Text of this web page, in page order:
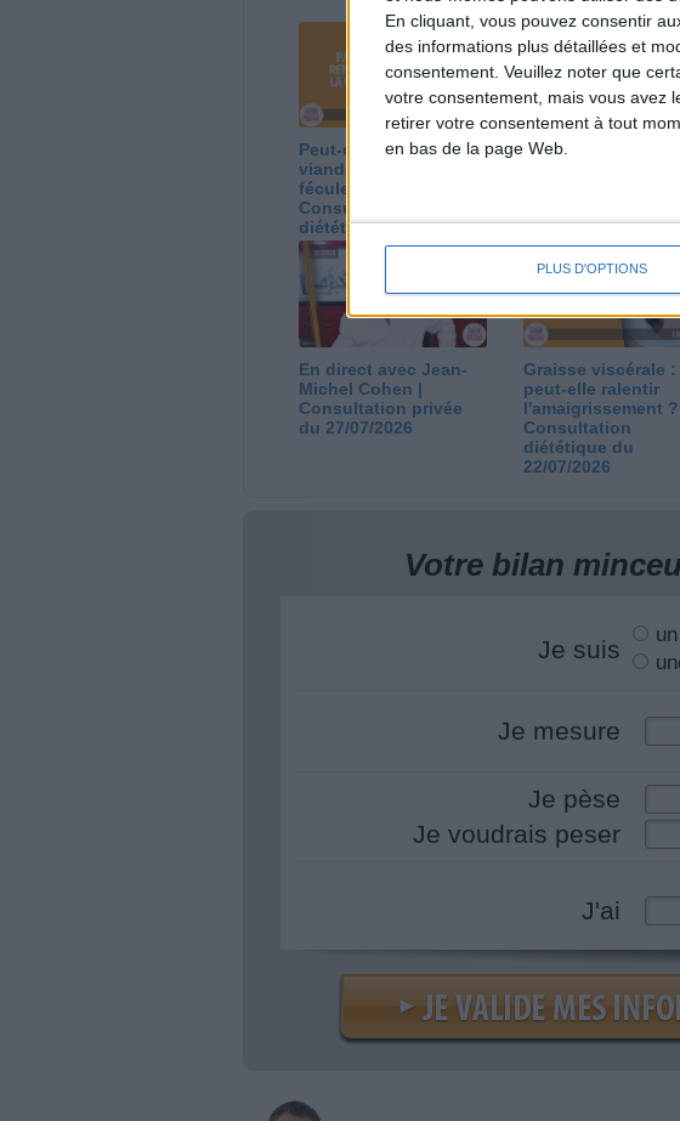
En cliquant, vous pouvez consentir
des informations plus détaillées et
consentement. Veuillez noter que
votre consentement, mais vous avez
retirer votre consentement à tout
en bas de la page Web.
PLUS D'OPTIONS
Peut-on remplacer la
viande par des
féculents ?
Consultation
diététique du
05/08/2026
Le plan à 1600
diététique du
03/08/2026
En direct avec Jean-
Michel Cohen |
Consultation privée
du 27/07/2026
Graisse viscérale :
peut-elle ralentir
l'amaigrissement
Consultation
diététique du
22/07/2026
Votre bilan
Je suis
Je mesure
Je pèse
Je voudrais peser
J'ai